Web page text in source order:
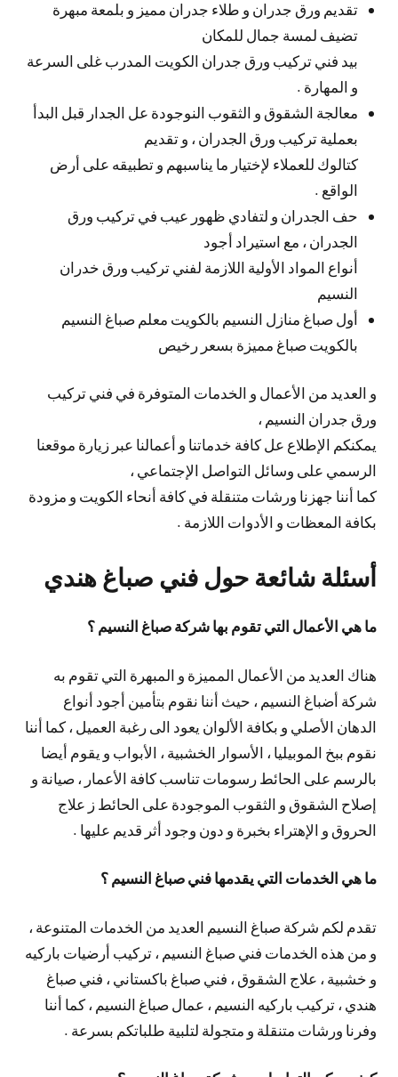
تقديم ورق جدران و طلاء جدران مميز و بلمعة مبهرة
تضيف لمسة جمال للمكان
بيد فني تركيب ورق جدران الكويت المدرب غلى السرعة
و المهارة .
معالجة الشقوق و الثقوب النوجودة عل الجدار قبل البدأ
بعملية تركيب ورق الجدران ، و تقديم
كتالوك للعملاء لإختيار ما يناسبهم و تطبيقه على أرض
الواقع .
حف الجدران و لتفادي ظهور عيب في تركيب ورق
الجدران ، مع استيراد أجود
أنواع المواد الأولية اللازمة لفني تركيب ورق خدران
النسيم
أول صباغ منازل النسيم بالكويت معلم صباغ النسيم
بالكويت صباغ مميزة بسعر رخيص
و العديد من الأعمال و الخدمات المتوفرة في فني تركيب
ورق جدران النسيم ،
يمكنكم الإطلاع عل كافة خدماتنا و أعمالنا عبر زيارة موقعنا
الرسمي على وسائل التواصل الإجتماعي ،
كما أننا جهزنا ورشات متنقلة في كافة أنحاء الكويت و مزودة
بكافة المعظات و الأدوات اللازمة .
أسئلة شائعة حول فني صباغ هندي
ما هي الأعمال التي تقوم بها شركة صباغ النسيم ؟
هناك العديد من الأعمال المميزة و المبهرة التي تقوم به
شركة أضباغ النسيم ، حيث أننا نقوم بتأمين أجود أنواع
الدهان الأصلي و بكافة الألوان يعود الى رغبة العميل ، كما أننا
نقوم ببخ الموبيليا ، الأسوار الخشبية ، الأبواب و يقوم أيضا
بالرسم على الحائط رسومات تناسب كافة الأعمار ، صيانة و
إصلاح الشقوق و الثقوب الموجودة على الحائط ز علاج
الحروق و الإهتراء بخبرة و دون وجود أثر قديم عليها .
ما هي الخدمات التي يقدمها فني صباغ النسيم ؟
تقدم لكم شركة صباغ النسيم العديد من الخدمات المتنوعة ،
و من هذه الخدمات فني صباغ النسيم ، تركيب أرضيات باركيه
و خشبية ، علاج الشقوق ، فني صباغ باكستاني ، فني صباغ
هندي ، تركيب باركيه النسيم ، عمال صباغ النسيم ، كما أننا
وفرنا ورشات متنقلة و متجولة لتلبية طلباتكم بسرعة .